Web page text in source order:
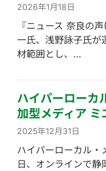
2026年1月18日
『ニュース 奈良の
一氏、浅野詠子氏が
材範囲とし、…
ハイパーローカ
加型メディア ミ
2025年12月31日
ハイパーローカル・
日、オンラインで静